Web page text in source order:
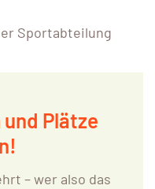
Sportabteilung
Plätze
– wer also das